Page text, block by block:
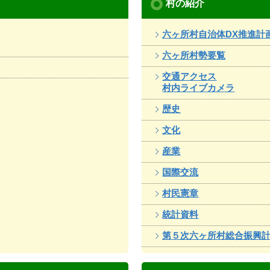
村の紹介
六ヶ所村自治体DX推進計
六ヶ所村勢要覧
交通アクセス
村内ライブカメラ
歴史
文化
産業
国際交流
村民憲章
統計資料
第５次六ヶ所村総合振興